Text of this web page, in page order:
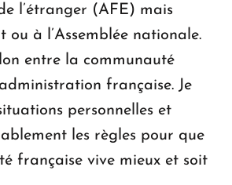
l’étranger (AFE) mais
ou à l’Assemblée nationale.
entre la communauté
française. Je
personnelles et
les règles pour que
française vive mieux et soit